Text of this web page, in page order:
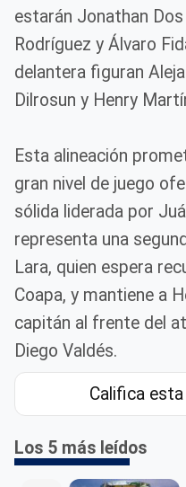
estarán Jonathan
Rodríguez y Álvaro
delantera figuran
Dilrosun y Henry
Esta alineación
gran nivel de juego
sólida liderada por
representa una
Lara, quien espera
Coapa, y mantiene a
capitán al frente del
Diego Valdés.
Califica
Los 5 más leídos